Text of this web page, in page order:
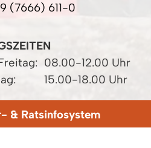
(7666) 611-0
08.00-12.00 Uhr
15.00-18.00 Uhr
& Ratsinfosystem